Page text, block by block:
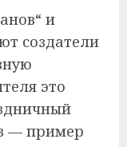
и
создатели
это
— пример